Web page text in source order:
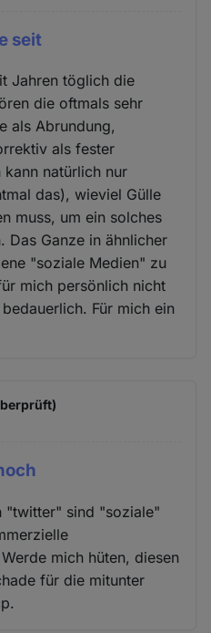
seit
Jahren töglich die
die oftmals sehr
als Abrundung,
als fester
natürlich nur
das), wieviel Gülle
muss, um ein solches
Das Ganze in ähnlicher
"soziale Medien" zu
mich persönlich nicht
Für mich ein
"twitter" sind "soziale"
mich hüten, diesen
für die mitunter